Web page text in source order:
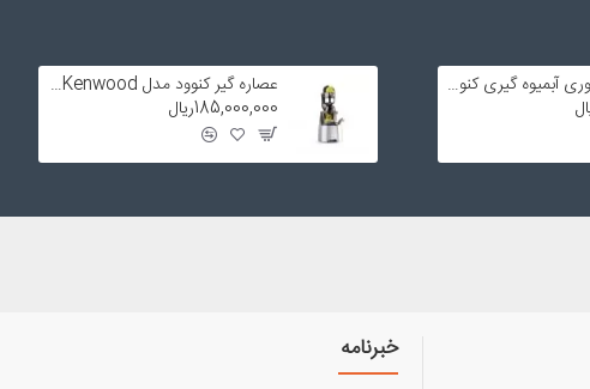
تیغه و فیلتر توری آبمیوه گیری کنوود
عصاره گیر کنوود مدل JMP800 SI Kenwood
185,000,000ریال
خبرنامه